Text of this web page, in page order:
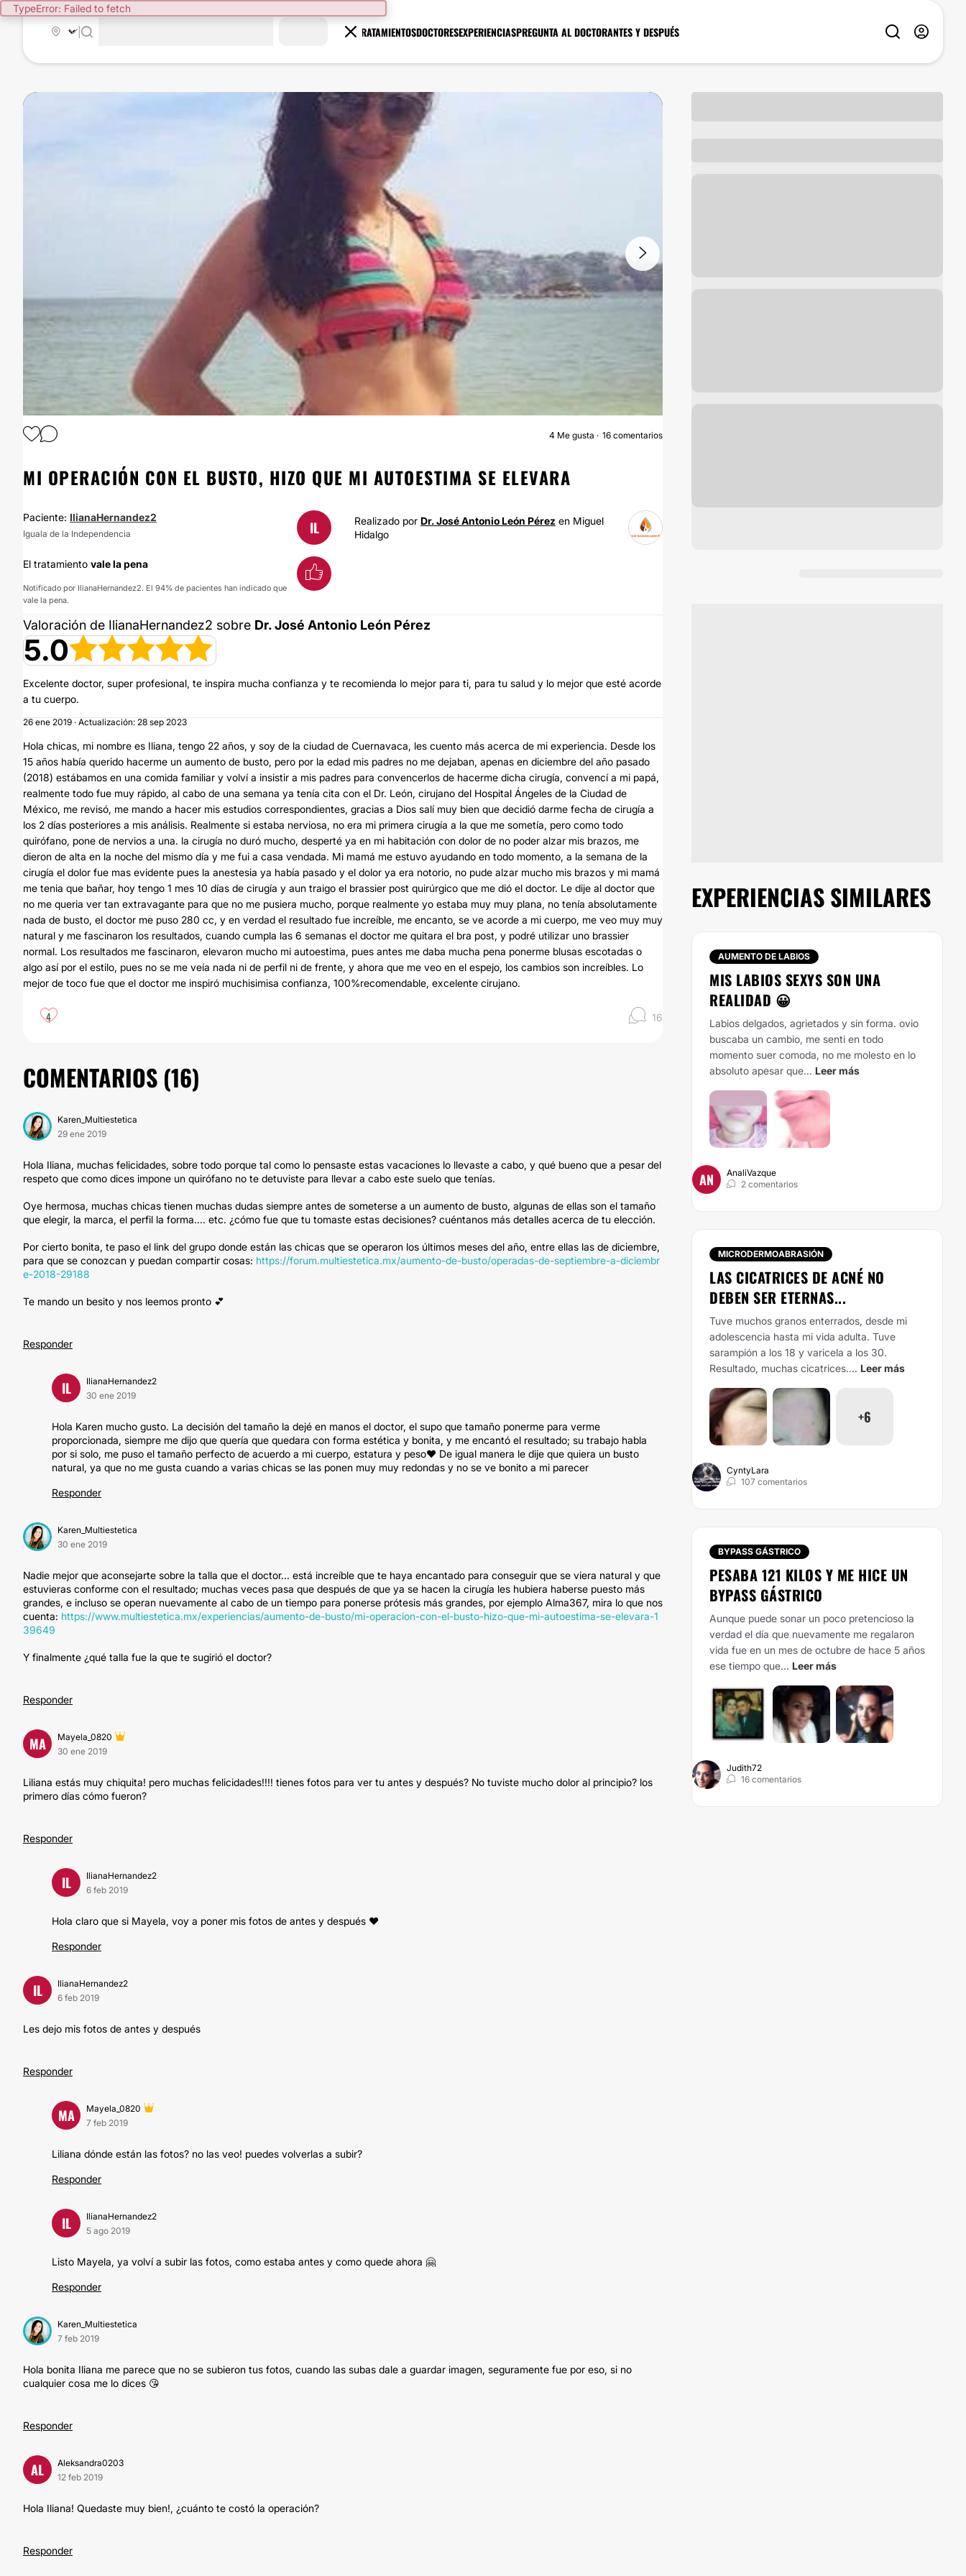
TypeError: Failed to fetch
TRATAMIENTOSDOCTORESEXPERIENCIASPREGUNTA AL DOCTORANTES Y DESPUÉS
AUMENTO DE BUSTO
4 Me gusta 16 comentarios
MI OPERACIÓN CON EL BUSTO, HIZO QUE MI AUTOESTIMA SE ELEVARA
Paciente: IlianaHernandez2
Iguala de la Independencia IL Realizado por Dr. José Antonio León Pérez en Miguel
Hidalgo
El tratamiento vale la pena
Notificado por IlianaHernandez2. El 94% de pacientes han indicado que
vale la pena.
Valoración de IlianaHernandez2 sobre Dr. José Antonio León Pérez
5.0
Excelente doctor, super profesional, te inspira mucha confianza y te recomienda lo mejor para ti, para tu salud y lo mejor que esté acorde
a tu cuerpo.
26 ene 2019 · Actualización: 28 sep 2023
Hola chicas, mi nombre es Iliana, tengo 22 años, y soy de la ciudad de Cuernavaca, les cuento más acerca de mi experiencia. Desde los
15 años había querido hacerme un aumento de busto, pero por la edad mis padres no me dejaban, apenas en diciembre del año pasado
(2018) estábamos en una comida familiar y volví a insistir a mis padres para convencerlos de hacerme dicha cirugía, convencí a mi papá,
realmente todo fue muy rápido, al cabo de una semana ya tenía cita con el Dr. León, cirujano del Hospital Ángeles de la Ciudad de
México, me revisó, me mando a hacer mis estudios correspondientes, gracias a Dios salí muy bien que decidió darme fecha de cirugía a
los 2 días posteriores a mis análisis. Realmente si estaba nerviosa, no era mi primera cirugía a la que me sometía, pero como todo
quirófano, pone de nervios a una. la cirugía no duró mucho, desperté ya en mi habitación con dolor de no poder alzar mis brazos, me
dieron de alta en la noche del mismo día y me fui a casa vendada. Mi mamá me estuvo ayudando en todo momento, a la semana de la
cirugía el dolor fue mas evidente pues la anestesia ya había pasado y el dolor ya era notorio, no pude alzar mucho mis brazos y mi mamá
me tenia que bañar, hoy tengo 1 mes 10 días de cirugía y aun traigo el brassier post quirúrgico que me dió el doctor. Le dije al doctor que
no me queria ver tan extravagante para que no me pusiera mucho, porque realmente yo estaba muy muy plana, no tenía absolutamente
nada de busto, el doctor me puso 280 cc, y en verdad el resultado fue increíble, me encanto, se ve acorde a mi cuerpo, me veo muy muy
natural y me fascinaron los resultados, cuando cumpla las 6 semanas el doctor me quitara el bra post, y podré utilizar uno brassier
normal. Los resultados me fascinaron, elevaron mucho mi autoestima, pues antes me daba mucha pena ponerme blusas escotadas o
algo así por el estilo, pues no se me veía nada ni de perfil ni de frente, y ahora que me veo en el espejo, los cambios son increíbles. Lo
mejor de toco fue que el doctor me inspiró muchisimisa confianza, 100%recomendable, excelente cirujano.
4 16
COMENTARIOS (16)
Karen_Multiestetica
29 ene 2019
Hola Iliana, muchas felicidades, sobre todo porque tal como lo pensaste estas vacaciones lo llevaste a cabo, y qué bueno que a pesar del
respeto que como dices impone un quirófano no te detuviste para llevar a cabo este suelo que tenías.
Oye hermosa, muchas chicas tienen muchas dudas siempre antes de someterse a un aumento de busto, algunas de ellas son el tamaño
que elegir, la marca, el perfil la forma.... etc. ¿cómo fue que tu tomaste estas decisiones? cuéntanos más detalles acerca de tu elección.
Por cierto bonita, te paso el link del grupo donde están las chicas que se operaron los últimos meses del año, entre ellas las de diciembre,
para que se conozcan y puedan compartir cosas: https://forum.multiestetica.mx/aumento-de-busto/operadas-de-septiembre-a-diciembr
e-2018-29188
Te mando un besito y nos leemos pronto 💕
Responder
IL
IlianaHernandez2
30 ene 2019
Hola Karen mucho gusto. La decisión del tamaño la dejé en manos el doctor, el supo que tamaño ponerme para verme
proporcionada, siempre me dijo que quería que quedara con forma estética y bonita, y me encantó el resultado; su trabajo habla
por si solo, me puso el tamaño perfecto de acuerdo a mi cuerpo, estatura y peso♥️ De igual manera le dije que quiera un busto
natural, ya que no me gusta cuando a varias chicas se las ponen muy muy redondas y no se ve bonito a mi parecer
Responder
Karen_Multiestetica
30 ene 2019
Nadie mejor que aconsejarte sobre la talla que el doctor... está increíble que te haya encantado para conseguir que se viera natural y que
estuvieras conforme con el resultado; muchas veces pasa que después de que ya se hacen la cirugía les hubiera haberse puesto más
grandes, e incluso se operan nuevamente al cabo de un tiempo para ponerse prótesis más grandes, por ejemplo Alma367, mira lo que nos
cuenta: https://www.multiestetica.mx/experiencias/aumento-de-busto/mi-operacion-con-el-busto-hizo-que-mi-autoestima-se-elevara-1
39649
Y finalmente ¿qué talla fue la que te sugirió el doctor?
Responder
MA
Mayela_0820
30 ene 2019
Liliana estás muy chiquita! pero muchas felicidades!!!! tienes fotos para ver tu antes y después? No tuviste mucho dolor al principio? los
primero días cómo fueron?
Responder
IL
IlianaHernandez2
6 feb 2019
Hola claro que si Mayela, voy a poner mis fotos de antes y después ♥️
Responder
IL
IlianaHernandez2
6 feb 2019
Les dejo mis fotos de antes y después
Responder
MA
Mayela_0820
7 feb 2019
Liliana dónde están las fotos? no las veo! puedes volverlas a subir?
Responder
IL
IlianaHernandez2
5 ago 2019
Listo Mayela, ya volví a subir las fotos, como estaba antes y como quede ahora 🤗
Responder
Karen_Multiestetica
7 feb 2019
Hola bonita Iliana me parece que no se subieron tus fotos, cuando las subas dale a guardar imagen, seguramente fue por eso, si no
cualquier cosa me lo dices 😘
Responder
AL
Aleksandra0203
12 feb 2019
Hola Iliana! Quedaste muy bien!, ¿cuánto te costó la operación?
Responder
EXPERIENCIAS SIMILARES
AUMENTO DE LABIOS
MIS LABIOS SEXYS SON UNA
REALIDAD 😀
Labios delgados, agrietados y sin forma. ovio
buscaba un cambio, me senti en todo
momento suer comoda, no me molesto en lo
absoluto apesar que... Leer más
AN
AnaliVazque
2 comentarios
MICRODERMOABRASIÓN
LAS CICATRICES DE ACNÉ NO
DEBEN SER ETERNAS...
Tuve muchos granos enterrados, desde mi
adolescencia hasta mi vida adulta. Tuve
sarampión a los 18 y varicela a los 30.
Resultado, muchas cicatrices.... Leer más
+6
CyntyLara
107 comentarios
BYPASS GÁSTRICO
PESABA 121 KILOS Y ME HICE UN
BYPASS GÁSTRICO
Aunque puede sonar un poco pretencioso la
verdad el día que nuevamente me regalaron
vida fue en un mes de octubre de hace 5 años
ese tiempo que... Leer más
Judith72
16 comentarios